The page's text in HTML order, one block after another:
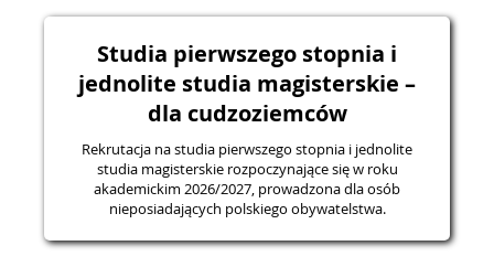
Studia pierwszego stopnia i
jednolite studia magisterskie –
dla cudzoziemców
Rekrutacja na studia pierwszego stopnia i jednolite
studia magisterskie rozpoczynające się w roku
akademickim 2026/2027, prowadzona dla osób
nieposiadających polskiego obywatelstwa.